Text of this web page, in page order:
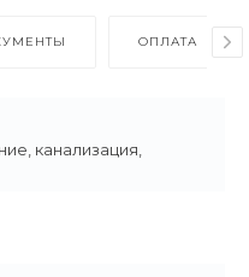
ОПЛАТА
канализация,